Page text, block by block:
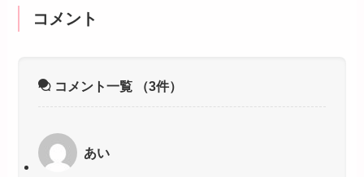
コメント
コメント一覧 （3件）
あい